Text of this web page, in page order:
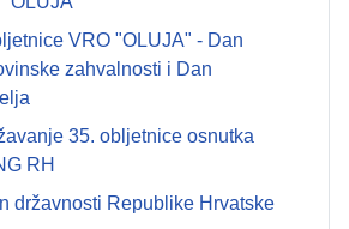
VRO "OLUJA" - Dan
zahvalnosti i Dan
35. obljetnice osnutka
RH
državnosti Republike Hrvatske